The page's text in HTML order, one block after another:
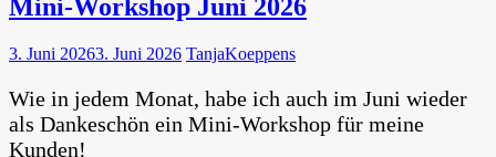
Mini-Workshop Juni 2026
3. Juni 20263. Juni 2026 TanjaKoeppens
Wie in jedem Monat, habe ich auch im Juni wieder
als Dankeschön ein Mini-Workshop für meine
Kunden!